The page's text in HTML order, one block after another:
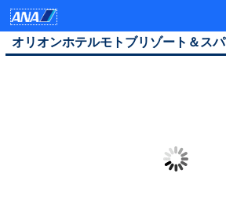
オリオンホテルモトブリゾート＆スパ